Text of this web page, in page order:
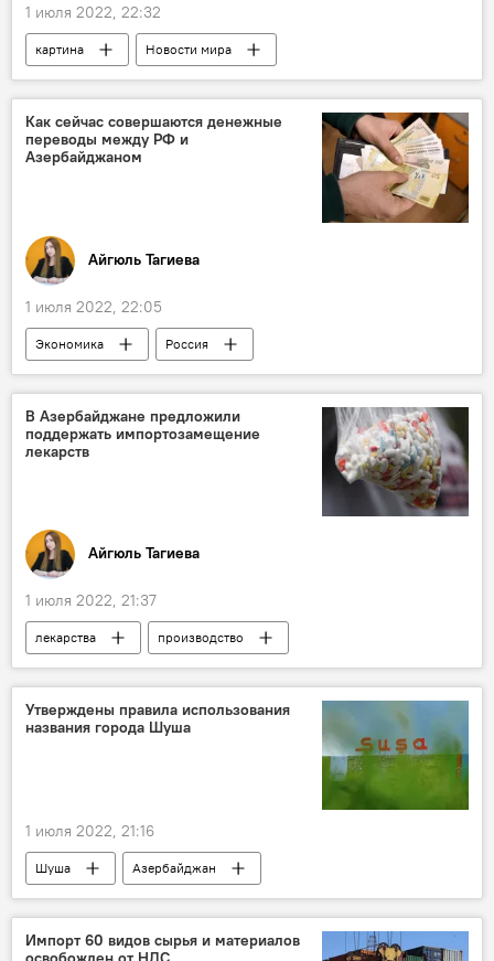
1 июля 2022, 22:32
картина
Новости мира
Колумнисты
Принц
Кейт Миддлтон
Как сейчас совершаются денежные
переводы между РФ и
Азербайджаном
Айгюль Тагиева
1 июля 2022, 22:05
Экономика
Россия
денежные переводы
условия
Азербайджан
В Азербайджане предложили
поддержать импортозамещение
лекарств
Айгюль Тагиева
1 июля 2022, 21:37
лекарства
производство
Импортозамещение
KOBİA
Здоровье
Утверждены правила использования
названия города Шуша
1 июля 2022, 21:16
Шуша
Азербайджан
Ильхам Алиев
закон
Поправки
название
Импорт 60 видов сырья и материалов